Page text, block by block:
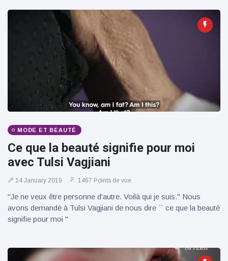
MODE ET BEAUTÉ
Ce que la beauté signifie pour moi
avec Tulsi Vagjiani
14 January 2019 1467 Points de vue
"Je ne veux être personne d'autre. Voilà qui je suis." Nous
avons demandé à Tulsi Vagjiani de nous dire `` ce que la beauté
signifie pour moi ''